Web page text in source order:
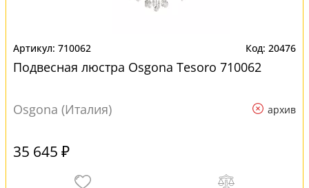
710062 20476
Подвесная люстра Osgona Tesoro 710062
Osgona (Италия) архив
35 645 ₽